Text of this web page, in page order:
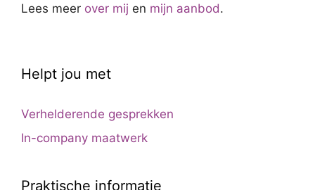
Lees meer over mij en mijn aanbod.
Helpt jou met
Verhelderende gesprekken
In-company maatwerk
Praktische informatie